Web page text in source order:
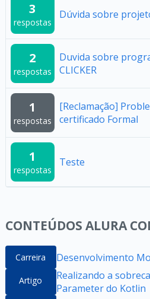
3
respostas
Dúvida sobre
2
respostas
Duvida sobre
CLICKER
1
respostas
[Reclamação]
certificado Formal
1
respostas
Teste
CONTEÚDOS ALURA
Carreira Desenvolvimento
Artigo
Realizando a
Parameter do Kotlin